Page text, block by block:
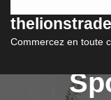
Commercez en toute